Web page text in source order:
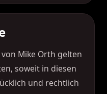
Mike Orth gelten
soweit in diesen
und rechtlich